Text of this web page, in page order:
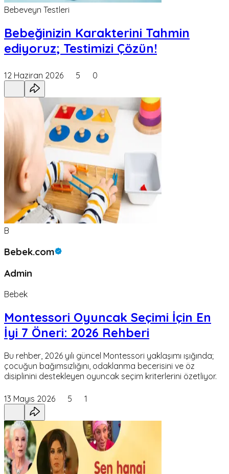
Bebeveyn Testleri
Bebeğinizin Karakterini Tahmin
ediyoruz; Testimizi Çözün!
12 Haziran 2026 5 0
B
Bebek.com
Admin
Bebek
Montessori Oyuncak Seçimi İçin En
İyi 7 Öneri: 2026 Rehberi
Bu rehber, 2026 yılı güncel Montessori yaklaşımı ışığında;
çocuğun bağımsızlığını, odaklanma becerisini ve öz
disiplinini destekleyen oyuncak seçim kriterlerini özetliyor.
13 Mayıs 2026 5 1